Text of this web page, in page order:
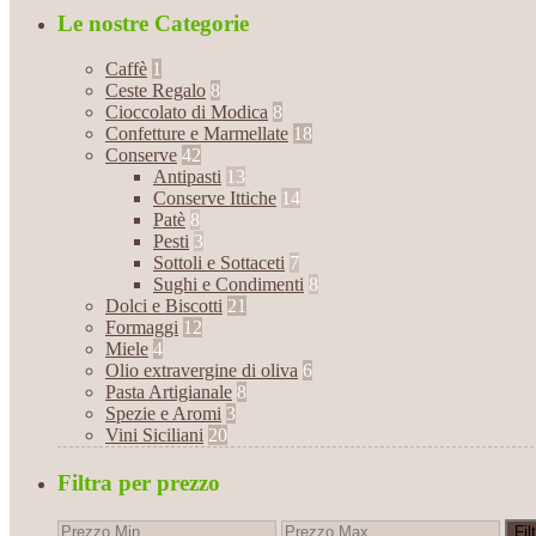
Le nostre Categorie
Caffè 1
Ceste Regalo 8
Cioccolato di Modica 8
Confetture e Marmellate 18
Conserve 42
Antipasti 13
Conserve Ittiche 14
Patè 8
Pesti 3
Sottoli e Sottaceti 7
Sughi e Condimenti 8
Dolci e Biscotti 21
Formaggi 12
Miele 4
Olio extravergine di oliva 6
Pasta Artigianale 8
Spezie e Aromi 3
Vini Siciliani 20
Filtra per prezzo